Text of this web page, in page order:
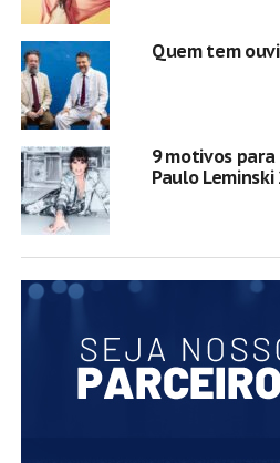
Quem tem
9 motivos
Paulo